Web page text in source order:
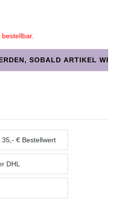
SOBALD ARTIKEL
€ Bestellwert
DHL